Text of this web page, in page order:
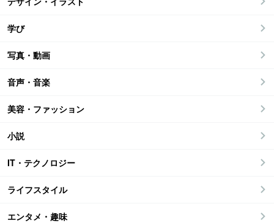
学び
写真・動画
音声・音楽
美容・ファッション
小説
IT・テクノロジー
ライフスタイル
エンタメ・趣味